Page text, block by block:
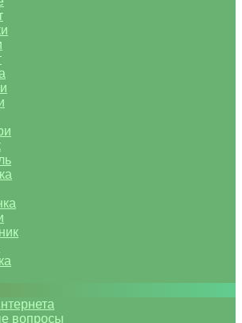
вопросы